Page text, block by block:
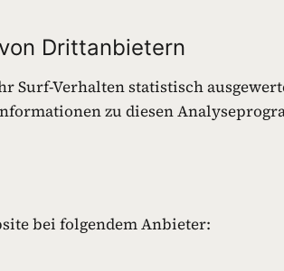
Drittanbietern
Surf-Verhalten statistisch
zu diesen
bei folgendem Anbieter: